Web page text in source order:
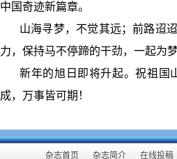
中国奇迹新篇章。
山海寻梦，不觉其远；前路迢
力，保持马不停蹄的干劲，一起为
新年的旭日即将升起。祝祖国
成，万事皆可期！
杂志首页 杂志简介 在线投稿